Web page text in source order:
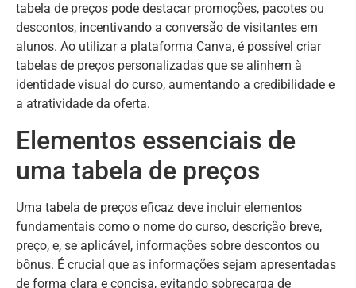
tabela de preços pode destacar promoções, pacotes ou
descontos, incentivando a conversão de visitantes em
alunos. Ao utilizar a plataforma Canva, é possível criar
tabelas de preços personalizadas que se alinhem à
identidade visual do curso, aumentando a credibilidade e
a atratividade da oferta.
Elementos essenciais de
uma tabela de preços
Uma tabela de preços eficaz deve incluir elementos
fundamentais como o nome do curso, descrição breve,
preço, e, se aplicável, informações sobre descontos ou
bônus. É crucial que as informações sejam apresentadas
de forma clara e concisa, evitando sobrecarga de